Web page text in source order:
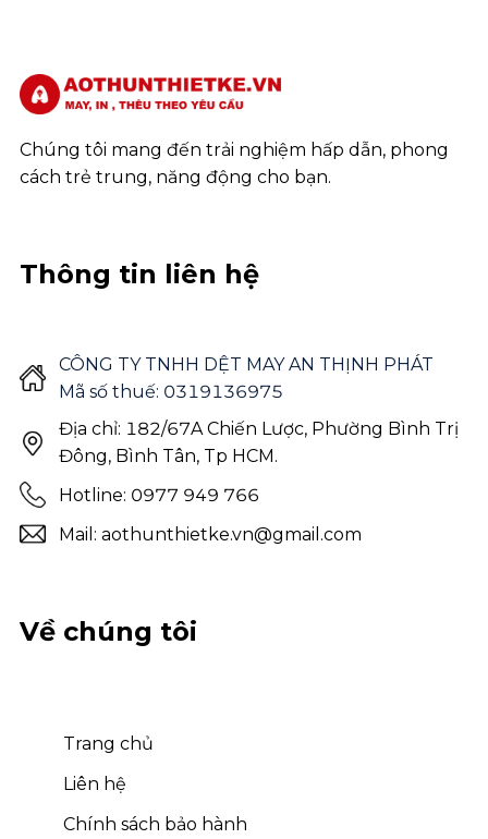
Chúng tôi mang đến trải nghiệm hấp dẫn, phong
cách trẻ trung, năng động cho bạn.
Về chúng tôi
Trang chủ
Liên hệ
Chính sách bảo hành
Thông tin liên hệ
Hotline: 0977 949 766
Mail: aothunthietke.vn@gmail.com
Địa chỉ: 182/67A Chiến Lược, Phường Bình Trị
Đông, Bình Tân, Tp HCM.
CÔNG TY TNHH DỆT MAY AN THỊNH PHÁT
Mã số thuế: 0319136975